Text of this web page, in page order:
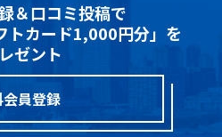
＆口コミ投稿で
カード1,000円分」を
ゼント
員登録